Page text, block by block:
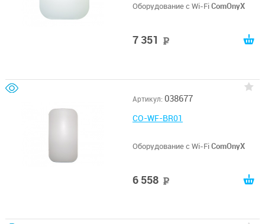
Оборудование с Wi-FiComOnyX
7 351
Артикул: 038677
CO-WF-BR01
Оборудование с Wi-FiComOnyX
6 558